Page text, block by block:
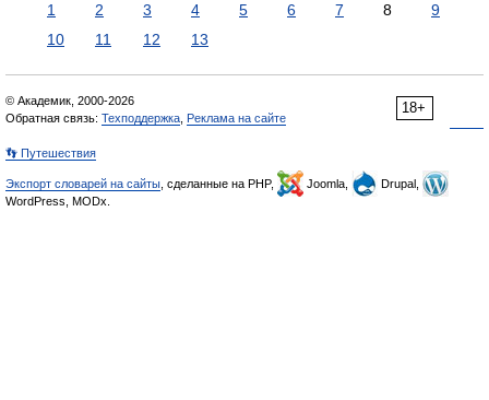
1 2 3 4 5 6 7 8
9
10
11 12 13
18+
© Академик, 2000-2026
Обратная связь: Техподдержка Реклама на сайте
👣 Путешествия
Экспорт словарей на сайты , сделанные на PHP, Joomla,
Drupal,
WordPress, MODx.